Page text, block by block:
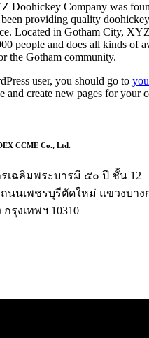
Doohickey Company was
been providing quality
Located in Gotham City,
people and does all kinds of
the Gotham community.
user, you should go to
and create new pages for your
CCME Co., Ltd.
รเฉลิมพระบารมี ๕๐ ปี ชั้น 12
นนเพชรบุรีตัดใหม่ แขวงบา
รุงเทพฯ 10310